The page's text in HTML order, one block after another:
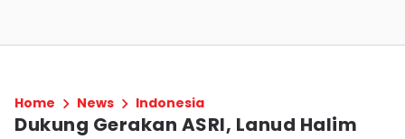
Home News Indonesia
Dukung Gerakan ASRI, Lanud Halim